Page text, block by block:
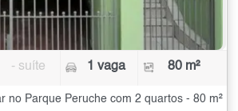
- suíte 1 vaga 80 m²
no Parque Peruche com 2 quartos - 80 m²